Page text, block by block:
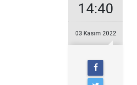
14:40
03 Kasım 2022